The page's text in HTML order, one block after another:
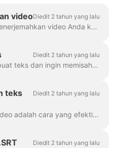
videoDiedit 2 tahun yang lalu
Apakah Anda perlu menerjemahkan video Anda ke berbagai bahasa? Kami bisa melakukannya! Catatan: kami menggunakan teks otomatis di sini. Batasan bulanan Anda...
Diedit 2 tahun yang lalu
Jika Anda telah membuat teks dan ingin memisahkan atau menggabungkannya, gunakan fitur Pisahkan teks atau tombol Enter dan Backspace. Dengan memanfaatkan opsi ini, Anda dapat...
teks
Diedit 2 tahun yang lalu
Memberi teks pada video adalah cara yang efektif untuk menjangkau lebih banyak pemirsa dan meningkatkan keterlibatan untuk konten Anda. Dengan Wave.video, Anda dapat dengan mudah menambahkan teks video otomatis ...
Diedit 2 tahun yang lalu